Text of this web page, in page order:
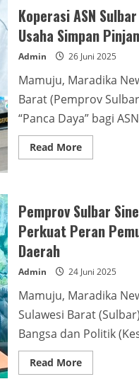
pada
Tata
Kelola
APBD
dan
Peningkatan
Sulbar
Koperasi ASN
Usaha Simpan
Admin 26 Juni 2025
Mamuju, Maradika
Barat (Pemprov
“Panca Daya” bagi
Read MoreRead
more
Resmi
Dibentuk,
Sasar
Usaha
dan
Mini
Pemprov Sulbar
Perkuat Peran
Daerah
Admin 24 Juni 2025
Mamuju, Maradika
Sulawesi Barat
Bangsa dan Politik
Read MoreRead
more